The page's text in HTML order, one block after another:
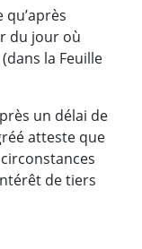
du jour où
la Feuille
un délai de
atteste que
de tiers